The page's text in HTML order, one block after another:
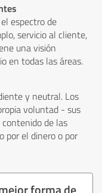
espectro de
servicio al cliente,
una visión
en todas las áreas.
y neutral. Los
voluntad - sus
de las
por el dinero o por
forma de